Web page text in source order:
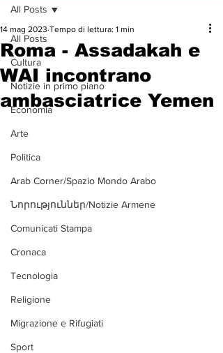
All Posts
Cultura
Notizie in primo piano
Economia
Arte
Politica
Arab Corner/Spazio Mondo Arabo
Նորություններ/Notizie Armene
Comunicati Stampa
Cronaca
Tecnologia
Religione
Migrazione e Rifugiati
Sport
All Posts
Roma - Assadakah e
WAI incontrano
ambasciatrice Yemen
14 mag 2023 Tempo di lettura: 1 min